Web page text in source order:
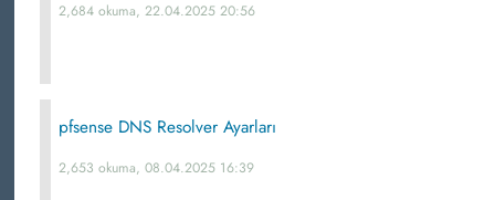
2,684 okuma, 22.04.2025 20:56
pfsense DNS Resolver Ayarları
2,653 okuma, 08.04.2025 16:39